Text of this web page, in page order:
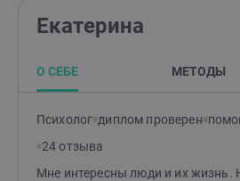
Екатерина
О СЕБЕ МЕТОДЫ
Психолог диплом проверен
24 отзыва
Мне интересны люди и их жизнь.